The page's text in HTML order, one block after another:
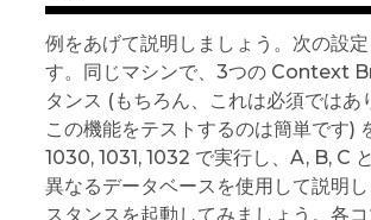
例をあげて説明しましょう。次の設
す。同じマシンで、3つの Context
タンス (もちろん、これは必須ではあ
この機能をテストするのは簡単です)
1030, 1031, 1032 で実行し、A, B, C
異なるデータベースを使用して説明
スタンスを起動してみましょう。各